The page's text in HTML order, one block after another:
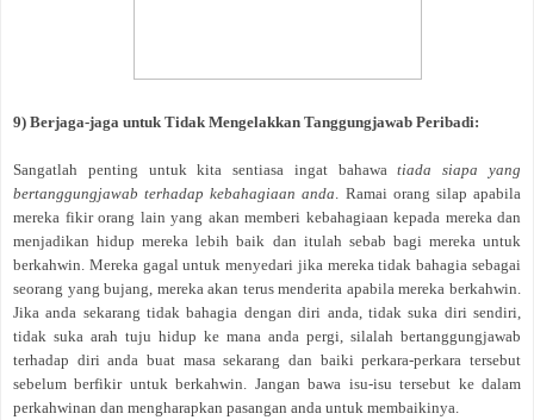
9) Berjaga-jaga untuk Tidak Mengelakkan Tanggungjawab Peribadi:
Sangatlah penting untuk kita sentiasa ingat bahawatiada siapa yang
bertanggungjawab terhadap kebahagiaan anda. Ramai orang silap apabila
mereka fikir orang lain yang akan memberi kebahagiaan kepada mereka dan
menjadikan hidup mereka lebih baik dan itulah sebab bagi mereka untuk
berkahwin. Mereka gagal untuk menyedari jika mereka tidak bahagia sebagai
seorang yang bujang, mereka akan terus menderita apabila mereka berkahwin.
Jika anda sekarang tidak bahagia dengan diri anda, tidak suka diri sendiri,
tidak suka arah tuju hidup ke mana anda pergi, silalah bertanggungjawab
terhadap diri anda buat masa sekarang dan baiki perkara-perkara tersebut
sebelum berfikir untuk berkahwin. Jangan bawa isu-isu tersebut ke dalam
perkahwinan dan mengharapkan pasangan anda untuk membaikinya.